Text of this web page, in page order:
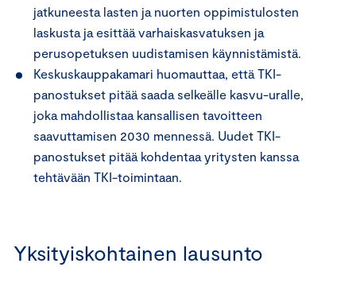
jatkuneesta lasten ja nuorten oppimistulosten
laskusta ja esittää varhaiskasvatuksen ja
perusopetuksen uudistamisen käynnistämistä.
Keskuskauppakamari huomauttaa, että TKI-
panostukset pitää saada selkeälle kasvu-uralle,
joka mahdollistaa kansallisen tavoitteen
saavuttamisen 2030 mennessä. Uudet TKI-
panostukset pitää kohdentaa yritysten kanssa
tehtävään TKI-toimintaan.
Yksityiskohtainen lausunto